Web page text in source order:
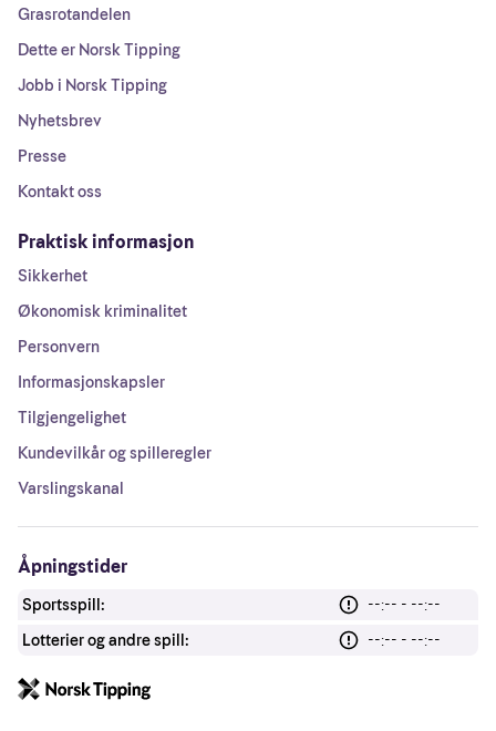
Grasrotandelen
Dette er Norsk Tipping
Jobb i Norsk Tipping
Nyhetsbrev
Presse
Kontakt oss
Praktisk informasjon
Sikkerhet
Økonomisk kriminalitet
Personvern
Informasjonskapsler
Tilgjengelighet
Kundevilkår og spilleregler
Varslingskanal
Åpningstider
Sportsspill:
--:-- - --:--
Lotterier og andre spill:
--:-- - --:--